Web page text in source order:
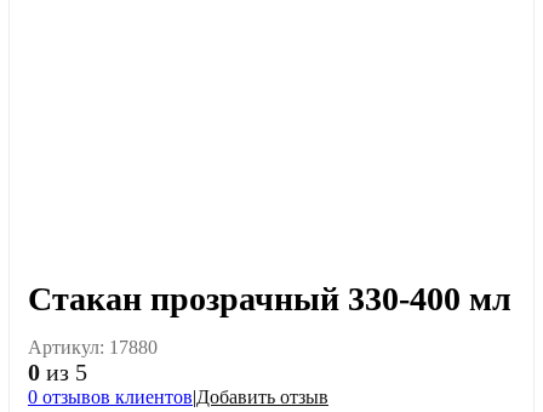
Стакан прозрачный 330-400 мл
Артикул: 17880
0 из 5
0 отзывов клиентов|Добавить отзыв